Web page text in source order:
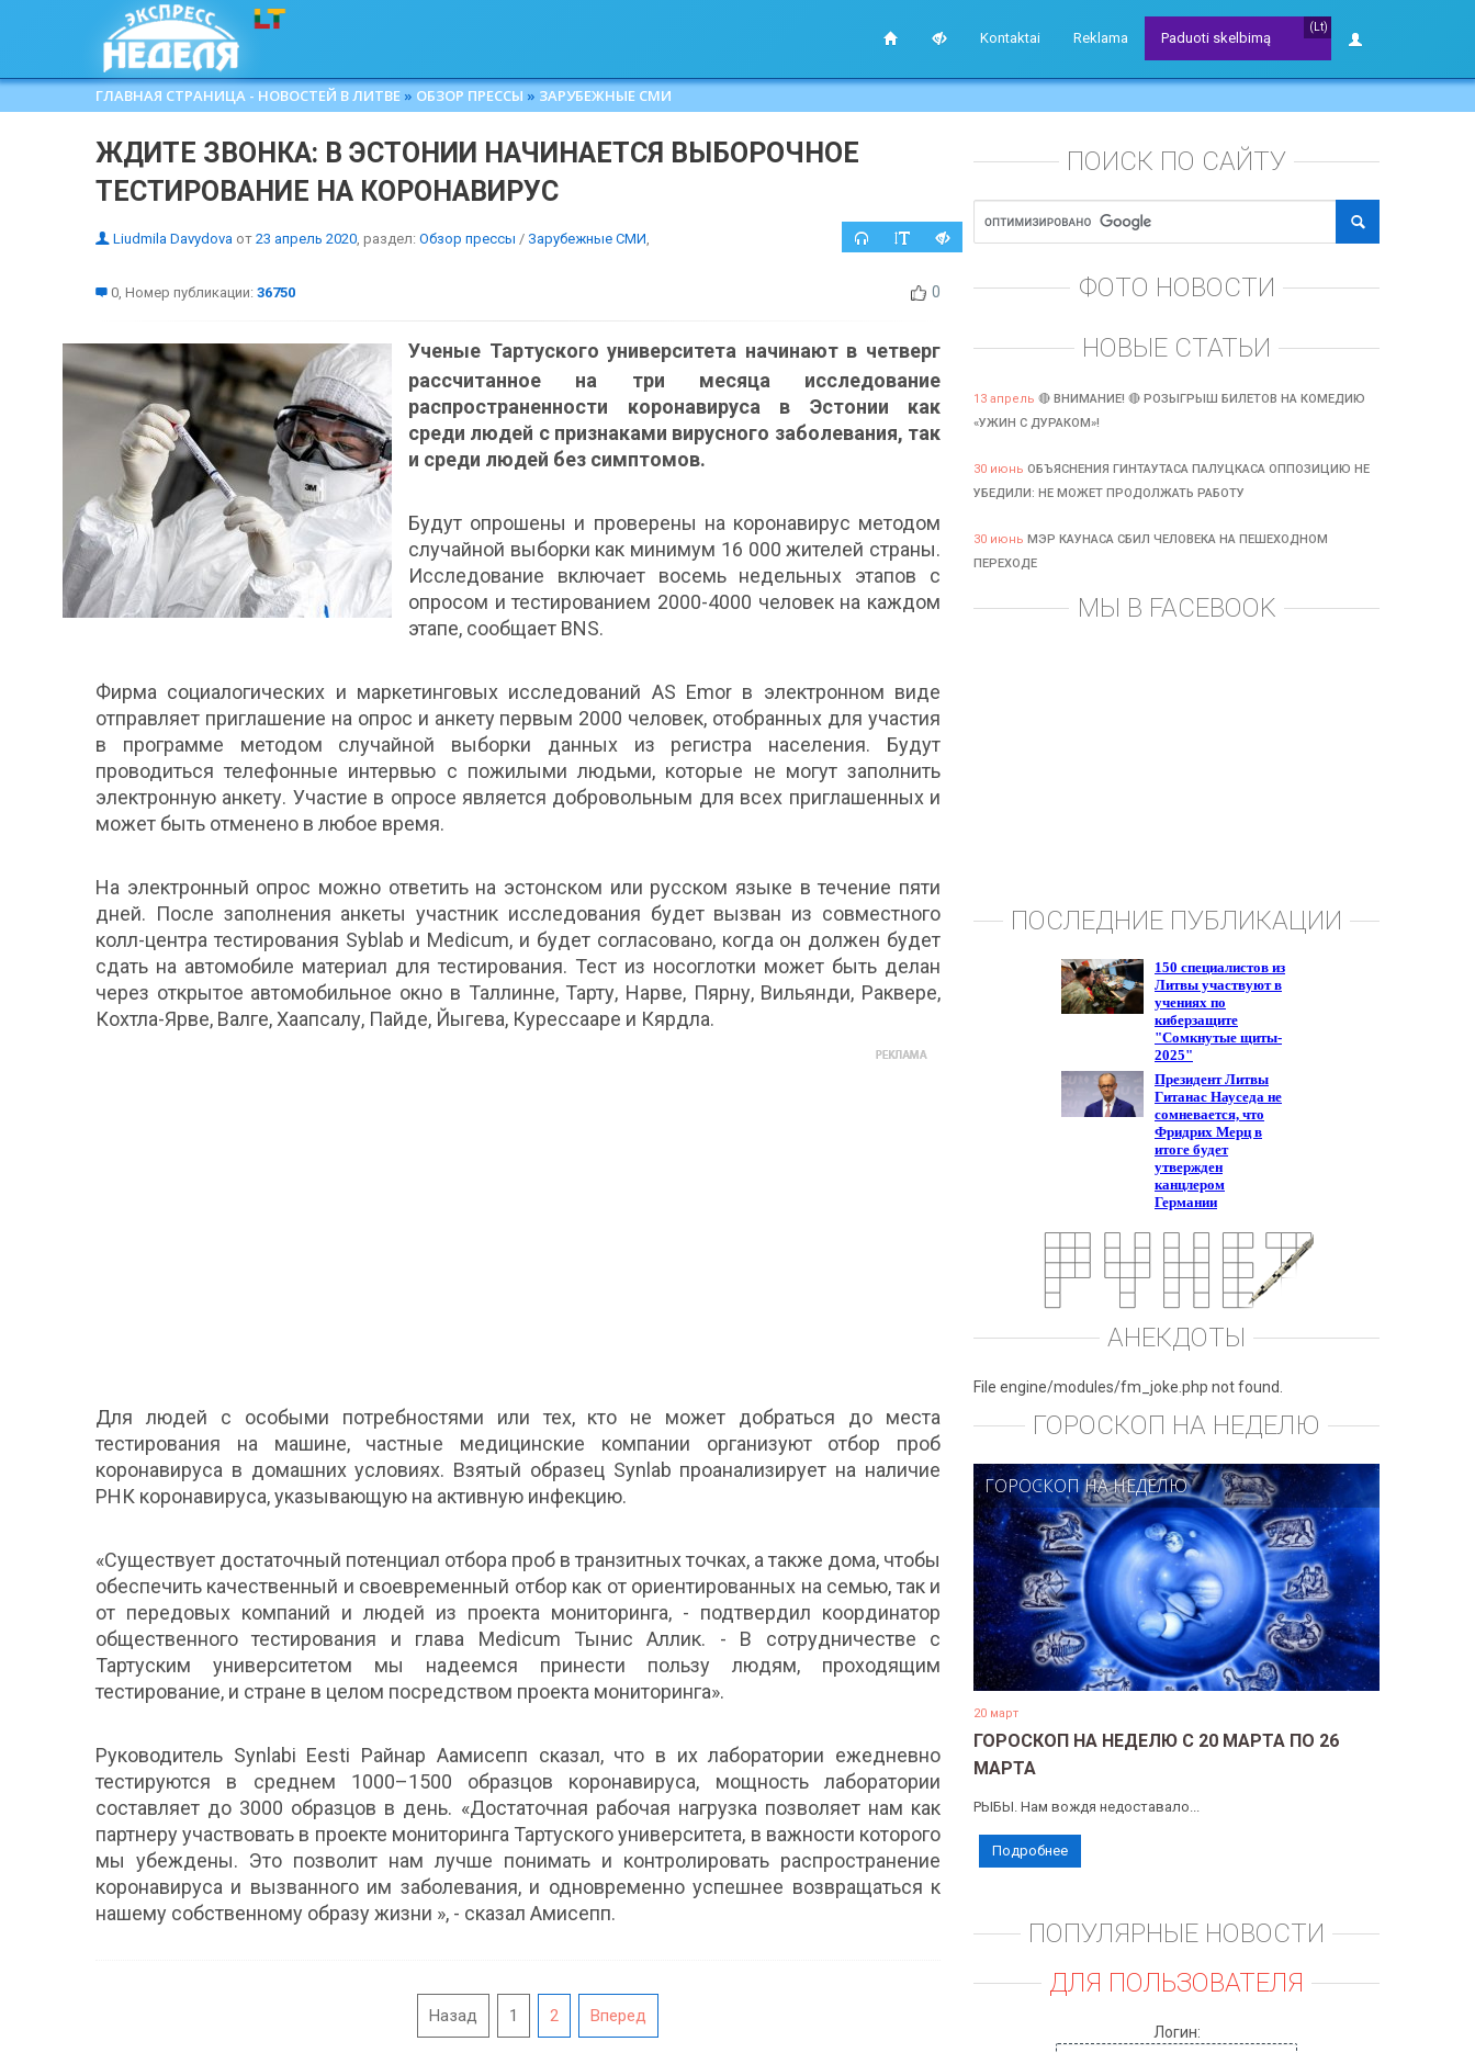
Kontaktai Reklama
(Lt)
Paduoti skelbimą
ГЛАВНАЯ СТРАНИЦА - НОВОСТЕЙ В ЛИТВЕ » ОБЗОР ПРЕССЫ » ЗАРУБЕЖНЫЕ СМИ
ЖДИТЕ ЗВОНКА: В ЭСТОНИИ НАЧИНАЕТСЯ ВЫБОРОЧНОЕ
ТЕСТИРОВАНИЕ НА КОРОНАВИРУС
Liudmila Davydova от 23 апрель 2020, раздел: Обзор прессы / Зарубежные СМИ,
0, Номер публикации: 36750 0
Ученые Тартуского университета начинают в четверг
рассчитанное на три месяца исследование
распространенности коронавируса в Эстонии как
среди людей с признаками вирусного заболевания, так
и среди людей без симптомов.
Будут опрошены и проверены на коронавирус методом
случайной выборки как минимум 16 000 жителей страны.
Исследование включает восемь недельных этапов с
опросом и тестированием 2000-4000 человек на каждом
этапе, сообщает BNS.
Фирма социалогических и маркетинговых исследований AS Emor в электронном виде
отправляет приглашение на опрос и анкету первым 2000 человек, отобранных для участия
в программе методом случайной выборки данных из регистра населения. Будут
проводиться телефонные интервью с пожилыми людьми, которые не могут заполнить
электронную анкету. Участие в опросе является добровольным для всех приглашенных и
может быть отменено в любое время.
На электронный опрос можно ответить на эстонском или русском языке в течение пяти
дней. После заполнения анкеты участник исследования будет вызван из совместного
колл-центра тестирования Syblab и Medicum, и будет согласовано, когда он должен будет
сдать на автомобиле материал для тестирования. Тест из носоглотки может быть делан
через открытое автомобильное окно в Таллинне, Тарту, Нарве, Пярну, Вильянди, Раквере,
Кохтла-Ярве, Валге, Хаапсалу, Пайде, Йыгева, Курессааре и Кярдла.
Для людей с особыми потребностями или тех, кто не может добраться до места
тестирования на машине, частные медицинские компании организуют отбор проб
коронавируса в домашних условиях. Взятый образец Synlab проанализирует на наличие
РНК коронавируса, указывающую на активную инфекцию.
«Существует достаточный потенциал отбора проб в транзитных точках, а также дома, чтобы
обеспечить качественный и своевременный отбор как от ориентированных на семью, так и
от передовых компаний и людей из проекта мониторинга, - подтвердил координатор
общественного тестирования и глава Medicum Тынис Аллик. - В сотрудничестве с
Тартуским университетом мы надеемся принести пользу людям, проходящим
тестирование, и стране в целом посредством проекта мониторинга».
Руководитель Synlabi Eesti Райнар Аамисепп сказал, что в их лаборатории ежедневно
тестируются в среднем 1000–1500 образцов коронавируса, мощность лаборатории
составляет до 3000 образцов в день. «Достаточная рабочая нагрузка позволяет нам как
партнеру участвовать в проекте мониторинга Тартуского университета, в важности которого
мы убеждены. Это позволит нам лучше понимать и контролировать распространение
коронавируса и вызванного им заболевания, и одновременно успешнее возвращаться к
нашему собственному образу жизни », - сказал Амисепп.
Назад 1 2 Вперед
ПОИСК ПО САЙТУ
ФОТО НОВОСТИ
НОВЫЕ СТАТЬИ
13 апрель 🔴 ВНИМАНИЕ! 🔴 РОЗЫГРЫШ БИЛЕТОВ НА КОМЕДИЮ
«УЖИН С ДУРАКОМ»!
30 июнь ОБЪЯСНЕНИЯ ГИНТАУТАСА ПАЛУЦКАСА ОППОЗИЦИЮ НЕ
УБЕДИЛИ: НЕ МОЖЕТ ПРОДОЛЖАТЬ РАБОТУ
30 июнь МЭР КАУНАСА СБИЛ ЧЕЛОВЕКА НА ПЕШЕХОДНОМ
ПЕРЕХОДЕ
МЫ В FACEBOOK
ПОСЛЕДНИЕ ПУБЛИКАЦИИ
АНЕКДОТЫ
File engine/modules/fm_joke.php not found.
ГОРОСКОП НА НЕДЕЛЮ
ГОРОСКОП НА НЕДЕЛЮ
20 март
ГОРОСКОП НА НЕДЕЛЮ С 20 МАРТА ПО 26
МАРТА
РЫБЫ. Нам вождя недоставало...
Подробнее
ПОПУЛЯРНЫЕ НОВОСТИ
ДЛЯ ПОЛЬЗОВАТЕЛЯ
Логин: